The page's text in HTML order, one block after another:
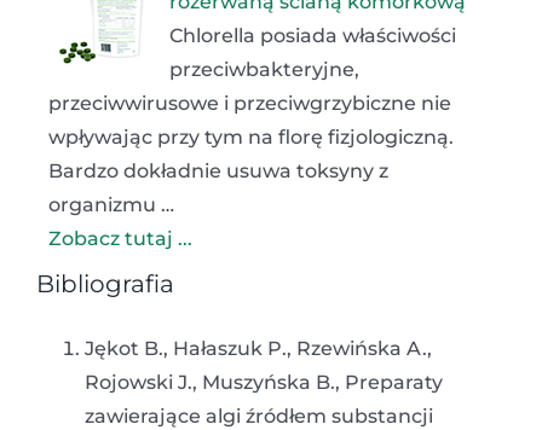
Chlorella posiada właściwości
przeciwbakteryjne,
przeciwwirusowe i przeciwgrzybiczne nie
wpływając przy tym na florę fizjologiczną.
Bardzo dokładnie usuwa toksyny z
organizmu …
Zobacz tutaj ...
Bibliografia
Jękot B., Hałaszuk P., Rzewińska A.,
Rojowski J., Muszyńska B., Preparaty
zawierające algi źródłem substancji